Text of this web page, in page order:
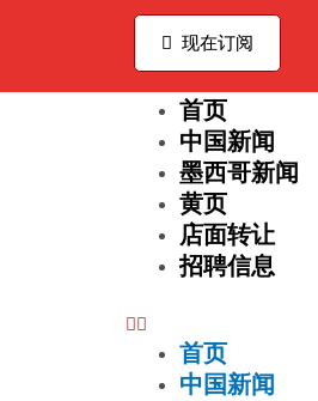
现在订阅
首页
中国新闻
墨西哥新闻
黄页
店面转让
招聘信息
Menu
首页
中国新闻